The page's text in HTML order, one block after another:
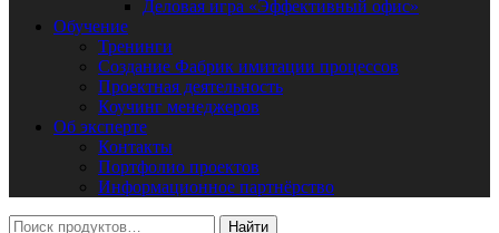
Деловая игра «Эффективный офис»
Обучение
Тренинги
Создание Фабрик имитации процессов
Проектная деятельность
Коучинг менеджеров
Об эксперте
Контакты
Портфолио проектов
Информационное партнёрство